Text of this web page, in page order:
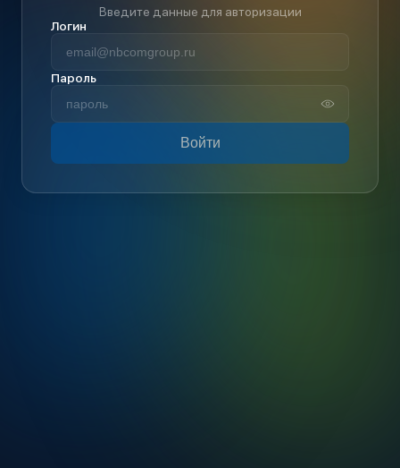
Введите данные для авторизации
Логин
Пароль
Войти